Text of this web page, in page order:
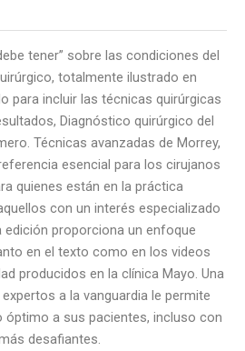
tener” sobre las condiciones del
totalmente ilustrado en
para incluir las técnicas quirúrgicas
Diagnóstico quirúrgico del
Técnicas avanzadas de Morrey,
esencial para los cirujanos
quienes están en la práctica
con un interés especializado
edición proporciona un enfoque
en el texto como en los videos
producidos en la clínica Mayo. Una
a la vanguardia le permite
óptimo a sus pacientes, incluso con
desafiantes.